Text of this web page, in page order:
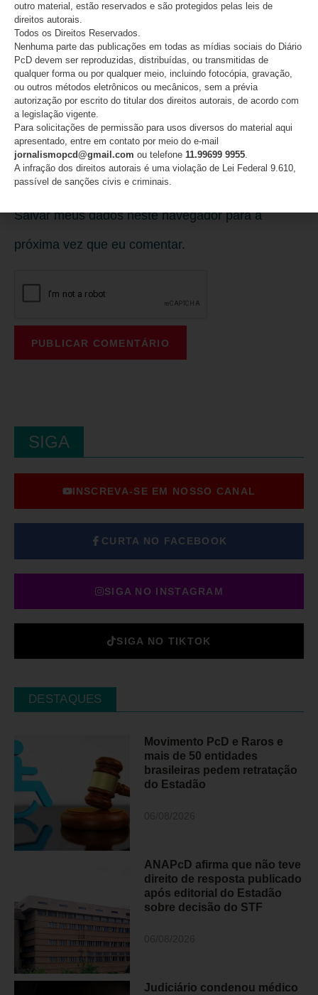
E-mail*
Site
Salvar meus dados neste navegador para a
próxima vez que eu comentar.
SIGA
INSCREVA-SE EM NOSSO CANAL
CURTA NO FACEBOOK
SIGA NO INSTAGRAM
SIGA NO TIKTOK
DESTAQUES
Movimento PcD e Raros e
mais de 50 entidades
brasileiras pedem retratação
do Estadão
ANAPcD afirma que não teve
direito de resposta publicado
após editorial do Estadão
sobre decisão do STF
Judiciário condenou médico
outro material, estão reservados e são protegidos pelas leis de
direitos autorais.
Todos os Direitos Reservados.
Nenhuma parte das publicações em todas as mídias sociais do Diário
PcD devem ser reproduzidas, distribuídas, ou transmitidas de
qualquer forma ou por qualquer meio, incluindo fotocópia, gravação,
ou outros métodos eletrônicos ou mecânicos, sem a prévia
autorização por escrito do titular dos direitos autorais, de acordo com
a legislação vigente.
Para solicitações de permissão para usos diversos do material aqui
apresentado, entre em contato por meio do e-mail
jornalismopcd@gmail.com ou telefone 11.99699 9955
A infração dos direitos autorais é uma violação de Lei Federal 9.610,
passível de sanções civis e criminais.